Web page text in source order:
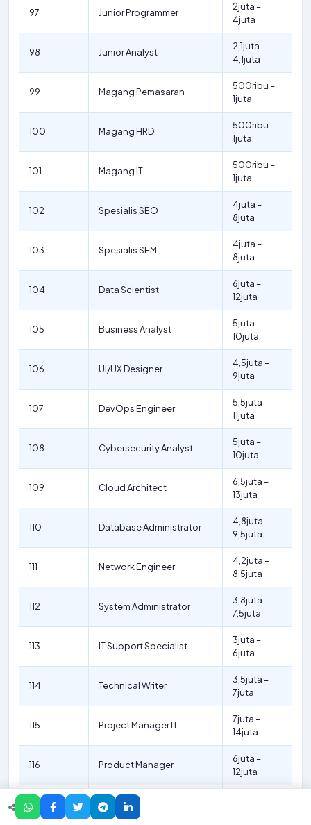
97 Junior Programmer
2juta –
4juta
98 Junior Analyst
2,1juta –
4,1juta
99 Magang Pemasaran
500ribu –
1juta
100 Magang HRD
500ribu –
1juta
101 Magang IT
500ribu –
1juta
102 Spesialis SEO
4juta –
8juta
103 Spesialis SEM
4juta –
8juta
104 Data Scientist
6juta –
12juta
105 Business Analyst
5juta –
10juta
106 UI/UX Designer
4,5juta –
9juta
107 DevOps Engineer
5,5juta –
11juta
108 Cybersecurity Analyst
5juta –
10juta
109 Cloud Architect
6,5juta –
13juta
110 Database Administrator
4,8juta –
9,5juta
111 Network Engineer
4,2juta –
8,5juta
112 System Administrator
3,8juta –
7,5juta
113 IT Support Specialist
3juta –
6juta
114 Technical Writer
3,5juta –
7juta
115 Project Manager IT
7juta –
14juta
116 Product Manager
6juta –
12juta
117 Brand Manager